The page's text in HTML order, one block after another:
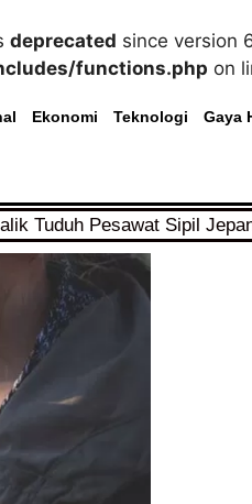
deprecated since version
functions.php on
Ekonomi Teknologi Gaya
Tuduh Pesawat Sipil